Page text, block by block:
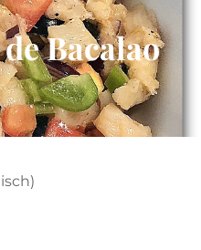
Bacalao